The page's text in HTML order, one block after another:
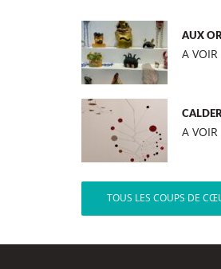
AUX
A VOIR
A VOIR
TOUS LES COUPS DE